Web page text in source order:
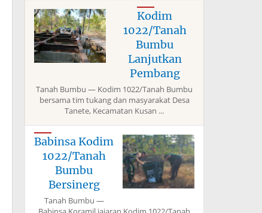
Kodim
1022/Tanah
Bumbu
Lanjutkan
Pembang
Tanah Bumbu — Kodim 1022/Tanah Bumbu
bersama tim tukang dan masyarakat Desa
Tanete, Kecamatan Kusan ...
Babinsa Kodim
1022/Tanah
Bumbu
Bersinerg
Tanah Bumbu —